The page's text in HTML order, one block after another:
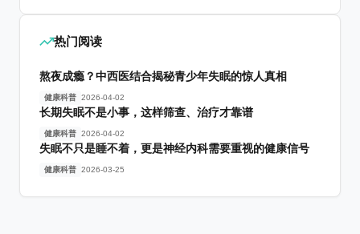
热门阅读
熬夜成瘾？中西医结合揭秘青少年失眠的惊人真相
健康科普 2026-04-02
长期失眠不是小事，这样筛查、治疗才靠谱
健康科普 2026-04-02
失眠不只是睡不着，更是神经内科需要重视的健康信号
健康科普 2026-03-25